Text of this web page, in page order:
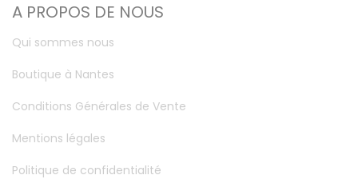
A PROPOS DE NOUS
Qui sommes nous
Boutique à Nantes
Conditions Générales de Vente
Mentions légales
Politique de confidentialité